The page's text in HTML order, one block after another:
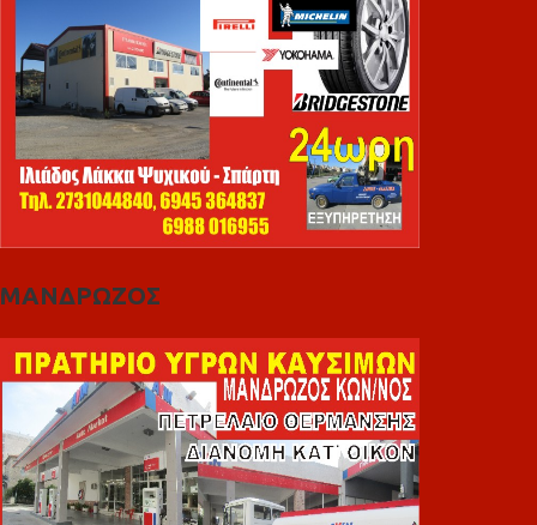
ΜΑΝΔΡΩΖΟΣ